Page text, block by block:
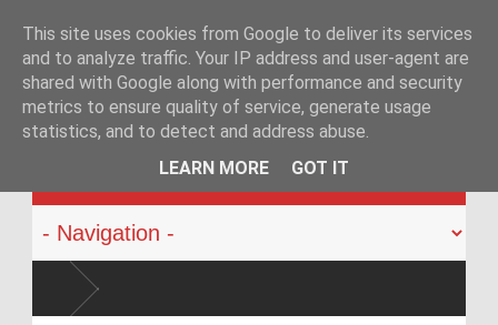
KATEHACKER
This site uses cookies from Google to deliver its services
and to analyze traffic. Your IP address and user-agent are
shared with Google along with performance and security
metrics to ensure quality of service, generate usage
statistics, and to detect and address abuse.
LEARN MORE
GOT IT